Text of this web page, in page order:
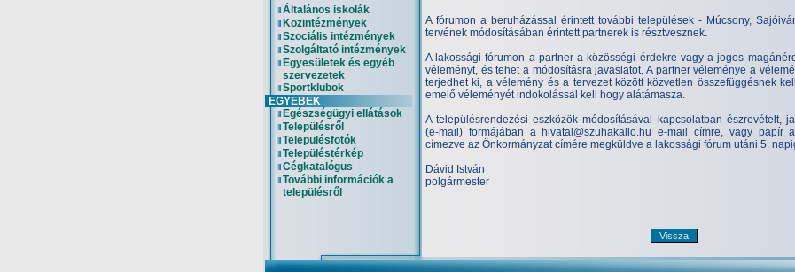
Általános iskolák
Közintézmények
Szociális intézmények
Szolgáltató intézmények
Egyesületek és egyéb
szervezetek
Sportklubok
EGYEBEK
Egészségügyi ellátások
Településről
Településfotók
Településtérkép
Cégkatalógus
További információk a
településről
A fórumon a beruházással érintett további települések - Múcsony,
tervének módosításában érintett partnerek is résztvesznek.
A lakossági fórumon a partner a közösségi érdekre vagy a jogos
véleményt, és tehet a módosításra javaslatot. A partner véleménye a
terjedhet ki, a vélemény és a tervezet között közvetlen összefüggésnek
emelő véleményét indokolással kell hogy alátámasza.
A településrendezési eszközök módosításával kapcsolatban észrevételt,
(e-mail) formájában a hivatal@szuhakallo.hu e-mail címre, vagy papír
címezve az Önkormányzat címére megküldve a lakossági fórum utáni 5.
Dávid István
polgármester